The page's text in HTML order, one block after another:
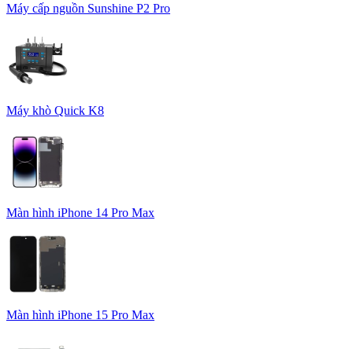
Máy cấp nguồn Sunshine P2 Pro
Máy khò Quick K8
Màn hình iPhone 14 Pro Max
Màn hình iPhone 15 Pro Max